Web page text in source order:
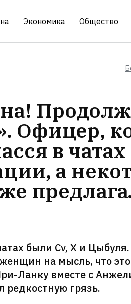
Экономика Общество
Офицер,
в чатах
а
были Cv, X и
на мысль, что
Ланку вместе с
редкостную грязь.